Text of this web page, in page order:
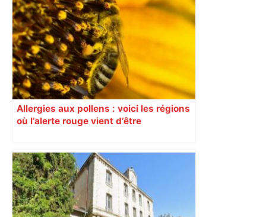
Allergies aux pollens : voici les régions
où l’alerte rouge vient d’être